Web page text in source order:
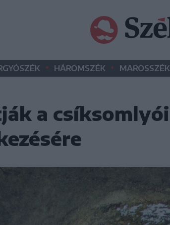
• HÁROMSZÉK • MAROSSZÉK
a